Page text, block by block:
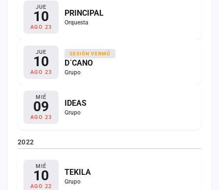
JUE
10
AGO 23
PRINCIPAL
Orquesta
JUE
10
AGO 23
SESIÓN VERMÚ
D´CANO
Grupo
MIÉ
09
AGO 23
IDEAS
Grupo
2022
MIÉ
10
AGO 22
TEKILA
Grupo